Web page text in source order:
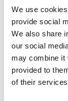
We use
provide social
We also share
our social
may combine it
provided to
of their